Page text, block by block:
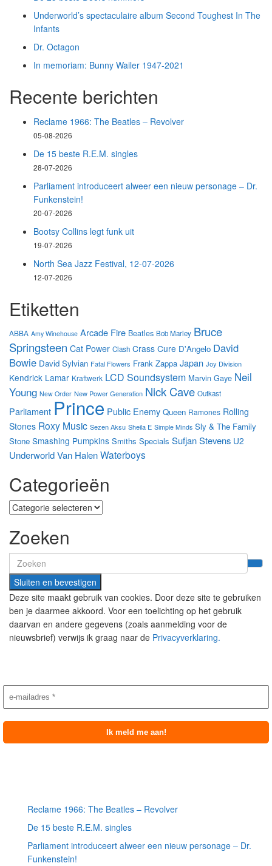
Underworld’s spectaculaire album Second Toughest In The
Infants
Dr. Octagon
In memoriam: Bunny Wailer 1947-2021
Recente berichten
Reclame 1966: The Beatles – Revolver
05-08-2026
De 15 beste R.E.M. singles
28-07-2026
Parliament introduceert alweer een nieuw personage – Dr.
Funkenstein!
20-07-2026
Bootsy Collins legt funk uit
19-07-2026
North Sea Jazz Festival, 12-07-2026
12-07-2026
Etiketten
ABBA Amy Winehouse Arcade Fire Beatles Bob Marley Bruce
Springsteen Cat Power Clash Crass Cure D'Angelo David
Bowie David Sylvian Fatal Flowers Frank Zappa Japan Joy Division
Kendrick Lamar Kraftwerk LCD Soundsystem Marvin Gaye Neil
Young New Order New Power Generation Nick Cave Outkast
Parliament Prince Public Enemy Queen Ramones Rolling
Stones Roxy Music Sezen Aksu Sheila E Simple Minds Sly & The Family
Stone Smashing Pumpkins Smiths Specials Sufjan Stevens U2
UnderworldVan HalenWaterboys
Categorieën
Categorieën
Zoeken
Search
for:
Deze site maakt gebruik van cookies. Door deze site te gebruiken
ben je daarmee akkoord. Voor een toelichting op het gebruik
daarvan en andere gegevens (zoals aanmelding voor de
nieuwsbrief) verwijs ik graag naar de Privacyverklaring.
Reclame 1966: The Beatles – Revolver
De 15 beste R.E.M. singles
Parliament introduceert alweer een nieuw personage – Dr.
Funkenstein!